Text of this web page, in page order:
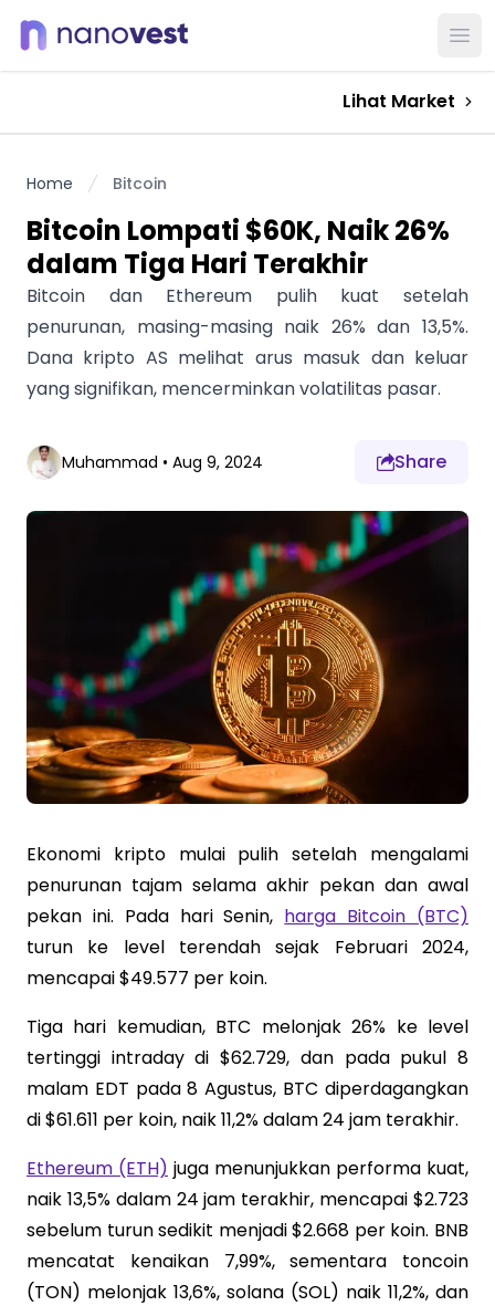
Lihat Market
Home Bitcoin
Bitcoin Lompati $60K, Naik 26%
dalam Tiga Hari Terakhir
Bitcoin dan Ethereum pulih kuat setelah
penurunan, masing-masing naik 26% dan 13,5%.
Dana kripto AS melihat arus masuk dan keluar
yang signifikan, mencerminkan volatilitas pasar.
Muhammad • Aug 9, 2024 Share
Ekonomi kripto mulai pulih setelah mengalami
penurunan tajam selama akhir pekan dan awal
pekan ini. Pada hari Senin, harga Bitcoin (BTC)
turun ke level terendah sejak Februari 2024,
mencapai $49.577 per koin.
Tiga hari kemudian, BTC melonjak 26% ke level
tertinggi intraday di $62.729, dan pada pukul 8
malam EDT pada 8 Agustus, BTC diperdagangkan
di $61.611 per koin, naik 11,2% dalam 24 jam terakhir.
Ethereum (ETH) juga menunjukkan performa kuat,
naik 13,5% dalam 24 jam terakhir, mencapai $2.723
sebelum turun sedikit menjadi $2.668 per koin. BNB
mencatat kenaikan 7,99%, sementara toncoin
(TON) melonjak 13,6%, solana (SOL) naik 11,2%, dan